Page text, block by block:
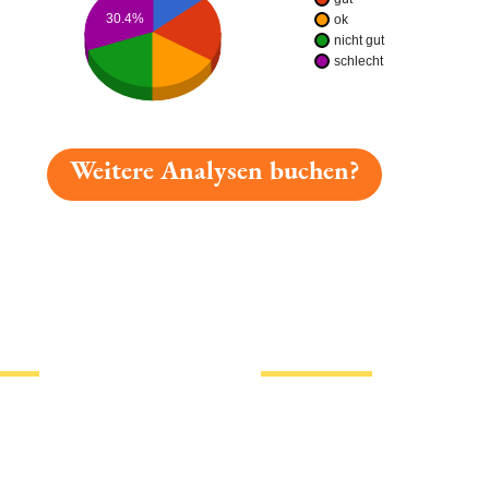
ok
nicht gut
schlecht
30.4%
Weitere Analysen buchen?